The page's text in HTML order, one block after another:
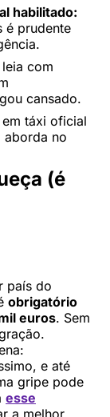
habilitado:
é prudente
leia com
cansado.
táxi oficial
aborda no
(é
país do
obrigatório
euros. Sem
e até
gripe pode
esse